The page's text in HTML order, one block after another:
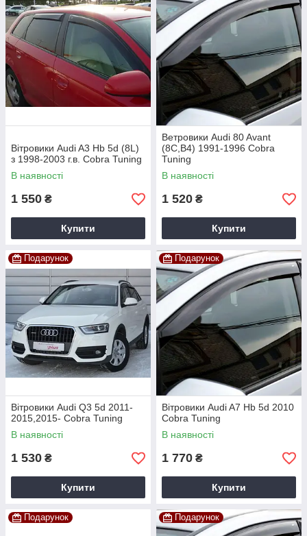
Вітровики Audi A3 Hb 5d (8L)
з 1998-2003 г.в. Cobra Tuning
В наявності
1 550 ₴
Купити
Ветровики Audi 80 Avant
(8C,B4) 1991-1996 Cobra
Tuning
В наявності
1 520 ₴
Купити
Подарунок
Вітровики Audi Q3 5d 2011-
2015,2015- Cobra Tuning
В наявності
1 530 ₴
Купити
Подарунок
Вітровики Audi A7 Hb 5d 2010
Cobra Tuning
В наявності
1 770 ₴
Купити
Подарунок Подарунок